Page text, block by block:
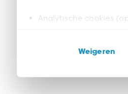
Analytische cookies
ook buiten de
Klik op ‘Ja, alles
Weigeren